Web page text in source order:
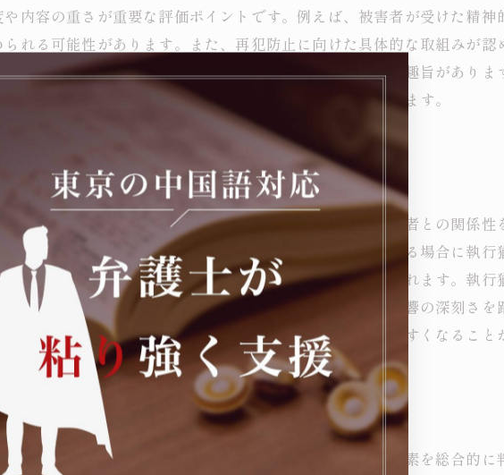
内容の重さが重要な評価ポイントです。例えば、被害者が受けた精神
れる可能性があります。また、再犯防止に向けた具体的な取組みが認
社会復帰の見込みがある者に対しては柔軟な対応を取る趣旨があり
猶予の獲得に重要となるため、早期の法的相談を推奨します。
犯における判決のポイント
裁判所が被告人の反省の程度や再犯防止の可能性、被害者との関係性
犯行の態様が比較的軽微で、被害者と和解が成立している場合に執行
防止のための具体的な措置を講じていることも重要視されます。執
ありません。ストーカー行為が被害者の心身に与える影響の深刻さ
。判例解析を通じて、当事者が適切な対応策を理解しやすくなること
と社会復帰のための法的対応
内容や被害者への影響、加害者の反省状況など複数の要素を総合的に